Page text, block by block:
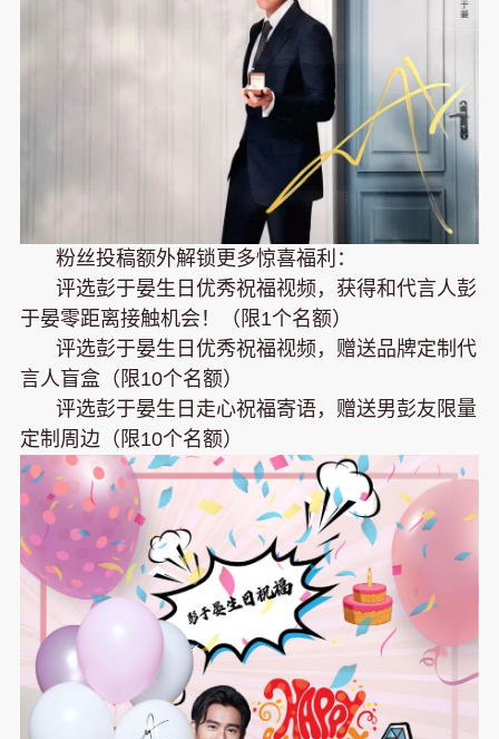
粉丝投稿额外解锁更多惊喜福利：
评选彭于晏生日优秀祝福视频，获得和代言人彭
于晏零距离接触机会！（限1个名额）
评选彭于晏生日优秀祝福视频，赠送品牌定制代
言人盲盒（限10个名额）
评选彭于晏生日走心祝福寄语，赠送男彭友限量
定制周边（限10个名额）